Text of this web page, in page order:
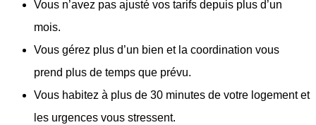
Vous n’avez pas ajusté vos tarifs depuis plus d’un
mois.
Vous gérez plus d’un bien et la coordination vous
prend plus de temps que prévu.
Vous habitez à plus de 30 minutes de votre logement et
les urgences vous stressent.